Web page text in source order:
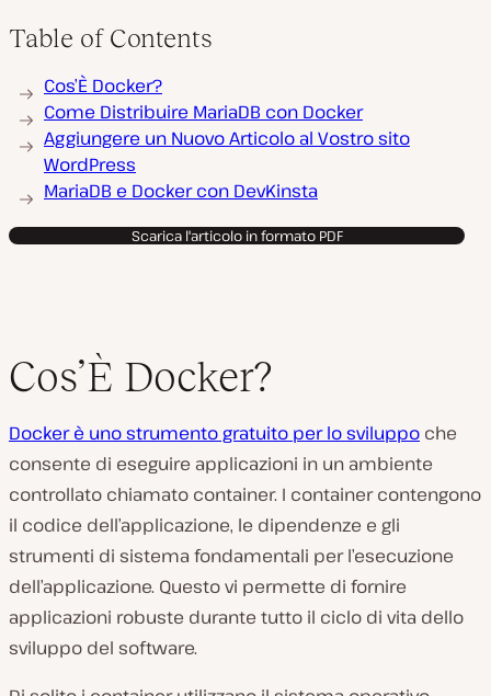
Table of Contents
Cos’È Docker?
Come Distribuire MariaDB con Docker
Aggiungere un Nuovo Articolo al Vostro sito
WordPress
MariaDB e Docker con DevKinsta
Scarica l'articolo in formato PDF
Cos’È Docker?
Docker è uno strumento gratuito per lo sviluppo che
consente di eseguire applicazioni in un ambiente
controllato chiamato container. I container contengono
il codice dell’applicazione, le dipendenze e gli
strumenti di sistema fondamentali per l’esecuzione
dell’applicazione. Questo vi permette di fornire
applicazioni robuste durante tutto il ciclo di vita dello
sviluppo del software.